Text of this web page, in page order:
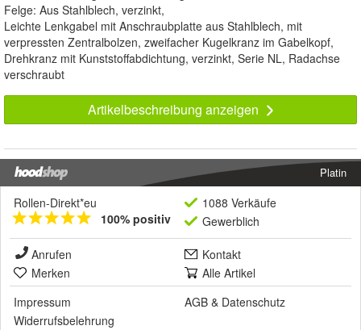
Felge: Aus Stahlblech, verzinkt,
Leichte Lenkgabel mit Anschraubplatte aus Stahlblech, mit
verpressten Zentralbolzen, zweifacher Kugelkranz im Gabelkopf,
Drehkranz mit Kunststoffabdichtung, verzinkt, Serie NL, Radachse
verschraubt
Artikelbeschreibung anzeigen
Platin
Rollen-Direkt*eu
100% positiv
1088 Verkäufe
Gewerblich
Anrufen
Kontakt
Merken
Alle Artikel
Impressum
AGB & Datenschutz
Widerrufsbelehrung